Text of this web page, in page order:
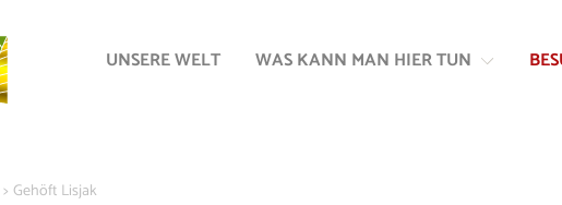
Inhalt
Navigation
UNSERE WELT WAS KANN MAN HIER TUN
> Gehöft Lisjak